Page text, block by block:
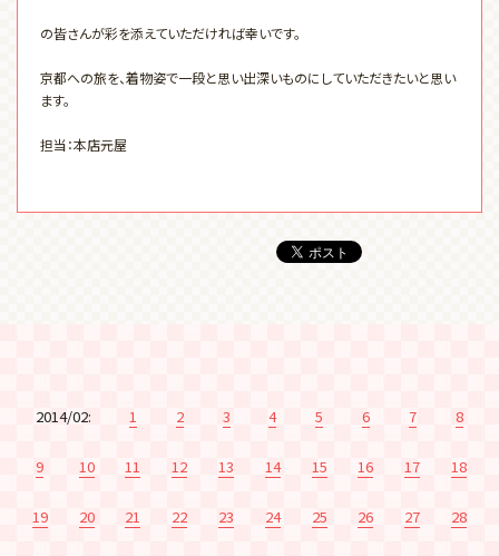
の皆さんが彩を添えていただければ幸いです。
京都への旅を、着物姿で一段と思い出深いものにしていただきたいと思い
ます。
担当：本店元屋
2014/02: 1 2 3 4 5 6 7 8
9 10 11 12 13 14 15 16 17 18
19 20 21 22 23 24 25 26 27 28